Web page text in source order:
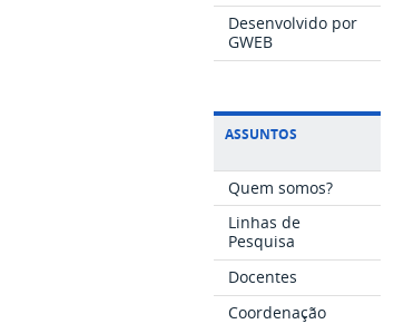
Desenvolvido por
GWEB
ASSUNTOS
Quem somos?
Linhas de
Pesquisa
Docentes
Coordenação